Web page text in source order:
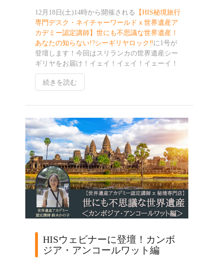
12月18日(土)14時から開催される 【HIS秘境旅行
専門デスク・ネイチャーワールドｘ世界遺産ア
カデミー認定講師】世にも不思議な世界遺産！
あなたの知らない!?シーギリヤロック‼️に1号が
登壇します！今回はスリランカの世界遺産シー
ギリヤをお届け！イェイ！イェイ！イェーイ！
続きを読む
HISウェビナーに登壇！カンボ
ジア・アンコールワット編